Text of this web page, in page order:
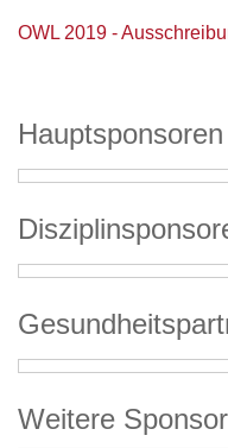
OWL 2019 -
Hauptsponsoren
Weitere